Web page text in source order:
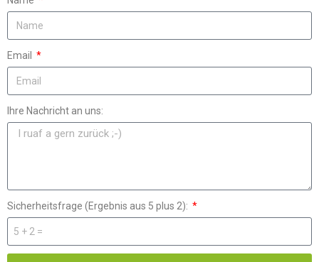
Email
Ihre Nachricht an uns:
Sicherheitsfrage (Ergebnis aus 5 plus 2):